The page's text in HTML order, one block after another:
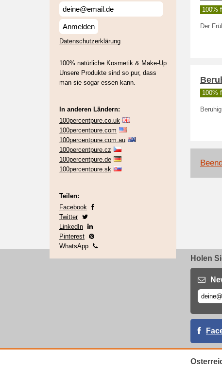
Anmelden
Datenschutzerklärung
100% natürliche Kosmetik & Make-Up.
Unsere Produkte sind so pur, dass
man sie sogar essen kann.
In anderen Ländern:
100percentpure.co.uk
100percentpure.com
100percentpure.com.au
100percentpure.cz
100percentpure.de
100percentpure.sk
Teilen:
Facebook
Twitter
LinkedIn
Pinterest
WhatsApp
100%
Der
100%
Holen